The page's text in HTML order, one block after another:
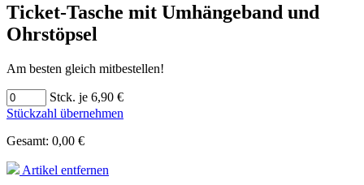
Ticket-Tasche mit Umhängeband und
Ohrstöpsel
Am besten gleich mitbestellen!
Stck. je 6,90 €
Stückzahl übernehmen
Gesamt: 0,00 €
Artikel entfernen